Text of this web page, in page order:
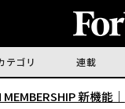
テゴリ 連載
新機能｜